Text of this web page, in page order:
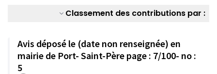
Classement des contributions par :
Avis déposé le (date non renseignée) en
mairie de Port- Saint-Père page : 7/100- no :
5